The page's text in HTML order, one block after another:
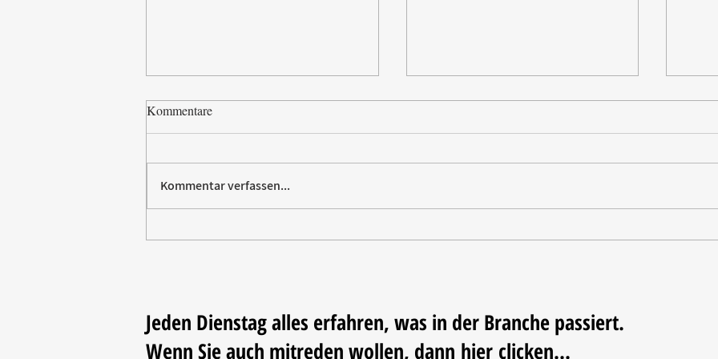
Paw Patrol erobert die
Tischdekoration mit Mehrwert:
Kommentare
Kommentar verfassen...
Jeden Dienstag alles erfahren, was in der Branche passiert.
Wenn Sie auch mitreden wollen, dann hier clicken...